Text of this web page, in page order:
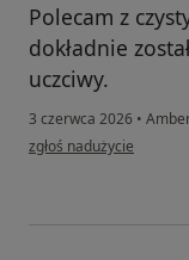
Polecam z
dokładnie
uczciwy.
3 czerwca 2026 •
w opinii użytkownika MD
zgłoś nadużycie